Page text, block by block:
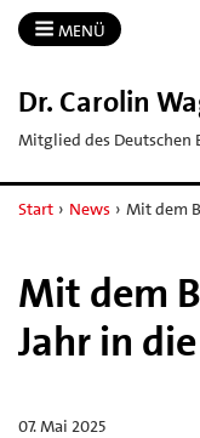
MENÜ
Dr.​ Carolin
Mitglied des Deutschen
Start › News › Mit dem
Mit dem
Jahr in
07. Mai 2025